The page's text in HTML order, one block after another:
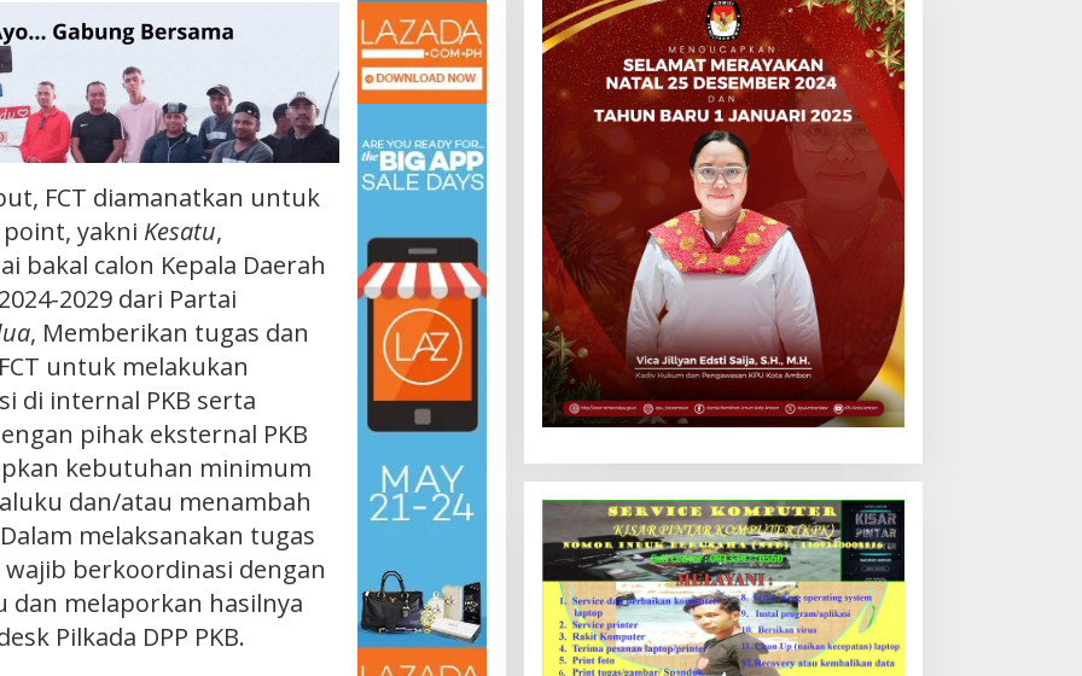
FCT diamanatkan untuk
yakni Kesatu,
bakal calon Kepala Daerah
2029 dari Partai
, Memberikan tugas dan
untuk melakukan
di internal PKB serta
pihak eksternal PKB
kebutuhan minimum
dan/atau menambah
melaksanakan tugas
berkoordinasi dengan
dan melaporkan hasilnya
Pilkada DPP PKB.